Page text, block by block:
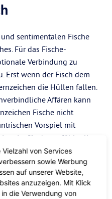
sentimentalen Fische
Für das Fische-
Verbindung zu
Erst wenn der Fisch dem
die Hüllen fallen.
Affären kann
Fische nicht
Vorspiel mit
ist für das gefühlvolle
Seite beim Sex
mit Vergnügen beim
So zurückhaltend
von Services
sowie Werbung
auf unserer Website,
anzuzeigen. Mit Klick
die Verwendung von